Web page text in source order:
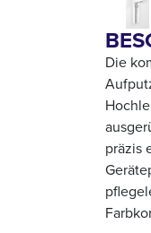
Die
präzis